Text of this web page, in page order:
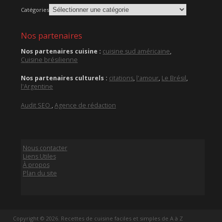
Catégories
Nos partenaires
Nos partenaires cuisine : cuisine sud américaine,
Cuisine brésilienne
Nos partenaires culturels : citations, l'amour, Le Brésil,
l'Argentine
Audit SEO ,Agence de rédaction
Nous contacter
Liens Utiles
À propos
Plan du site
Copyright © 2026. Recettes de cuisine faciles et simples de A à Z